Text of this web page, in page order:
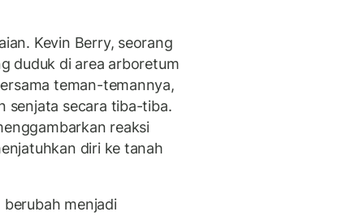
Kevin Berry, seorang
duduk di area arboretum
teman-temannya,
senjata secara tiba-tiba.
reaksi
diri ke tanah
menjadi